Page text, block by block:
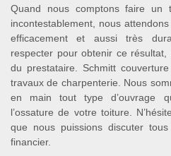
Quand nous comptons faire un
incontestablement, nous
efficacement et aussi très
respecter pour obtenir ce
du prestataire. Schmitt
travaux de charpenterie. Nous
en main tout type d’ouvrage
l’ossature de votre toiture.
que nous puissions discuter
financier.